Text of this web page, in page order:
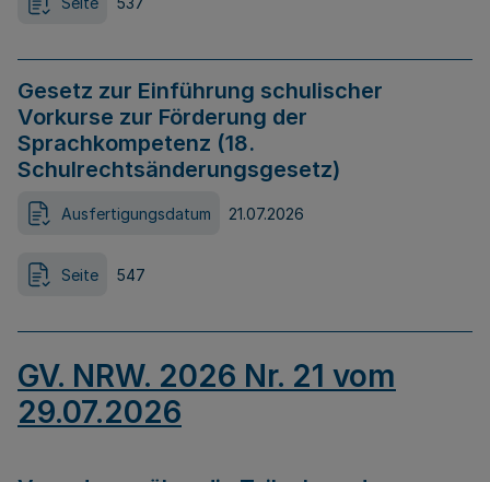
Gesetz zur Einführung schulischer
Vorkurse zur Förderung der
Sprachkompetenz (18.
Schulrechtsänderungsgesetz)
Ausfertigungsdatum 21.07.2026
Seite 547
GV. NRW. 2026 Nr. 21 vom
29.07.2026